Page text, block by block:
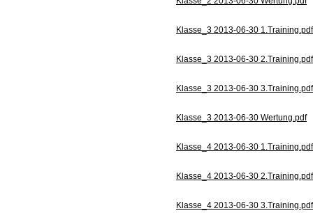
Klasse_3 2013-06-30 1.Training.pdf
Klasse_3 2013-06-30 2.Training.pdf
Klasse_3 2013-06-30 3.Training.pdf
Klasse_3 2013-06-30 Wertung.pdf
Klasse_4 2013-06-30 1.Training.pdf
Klasse_4 2013-06-30 2.Training.pdf
Klasse_4 2013-06-30 3.Training.pdf